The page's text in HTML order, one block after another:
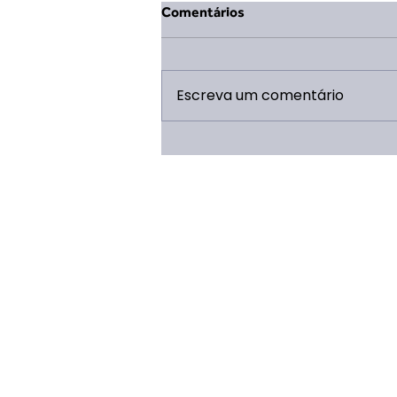
Publicada a parceria para a
Comentários
Escreva um comentário